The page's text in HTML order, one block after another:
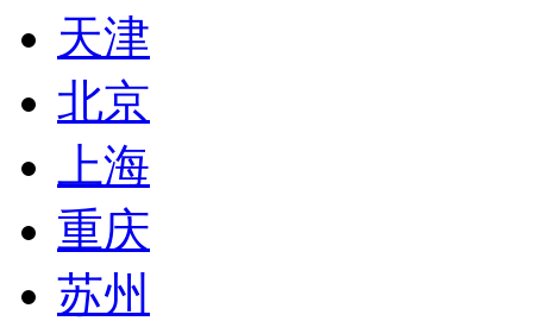
天津
北京
上海
重庆
苏州